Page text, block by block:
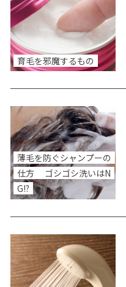
育毛を邪魔するもの
薄毛を防ぐシャンプーの
仕方 ゴシゴシ洗いはN
G!?